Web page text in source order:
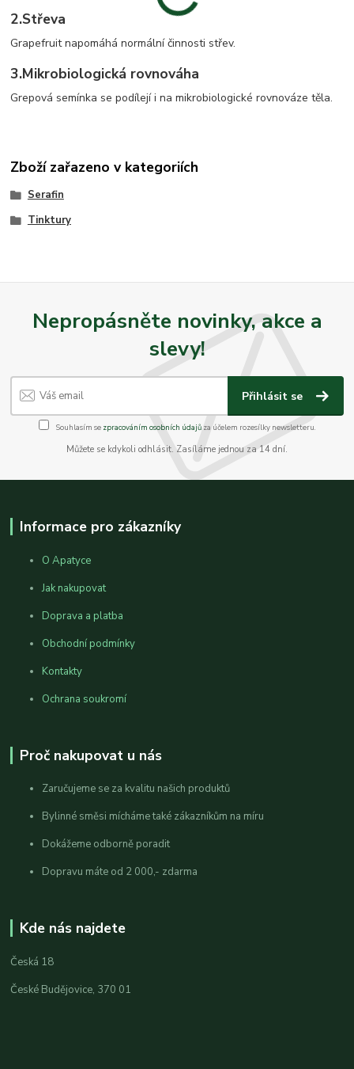
2.Střeva
Grapefruit napomáhá normální činnosti střev.
3.Mikrobiologická rovnováha
Grepová semínka se podílejí i na mikrobiologické rovnováze těla.
Zboží zařazeno v kategoriích
Serafin
Tinktury
Nepropásněte novinky, akce a
slevy!
Přihlásit se
Souhlasím se zpracováním osobních údajůza účelem rozesílky newsletteru.
Můžete se kdykoli odhlásit. Zasíláme jednou za 14 dní.
Informace pro zákazníky
O Apatyce
Jak nakupovat
Doprava a platba
Obchodní podmínky
Kontakty
Ochrana soukromí
Proč nakupovat u nás
Zaručujeme se za kvalitu našich produktů
Bylinné směsi mícháme také zákazníkům na míru
Dokážeme odborně poradit
Dopravu máte od 2 000,- zdarma
Kde nás najdete
Česká 18
České Budějovice, 370 01